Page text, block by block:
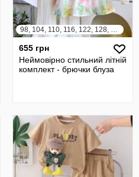
98, 104, 110, 116, 122, 128, 134, 140
655 грн
Неймовірно стильний літній
комплект - брючки блуза